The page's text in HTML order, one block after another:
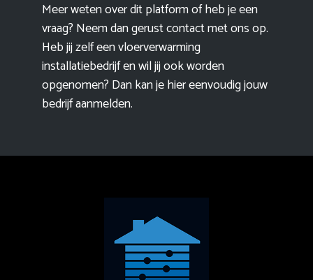
Meer weten over dit platform of heb je een
vraag? Neem dan gerust contact met ons op.
Heb jij zelf een vloerverwarming
installatiebedrijf en wil jij ook worden
opgenomen? Dan kan je hier eenvoudigjouw
bedrijf aanmelden.